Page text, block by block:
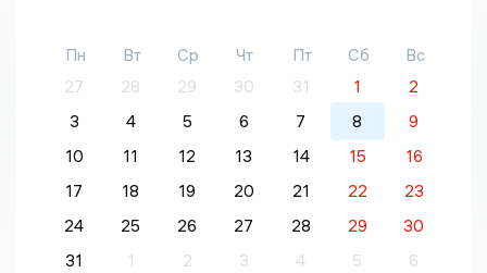
Пн Вт Ср Чт Пт Сб
Вс
27
28 29 30 31 1
2
3
4 5 6 7 8
9
10
11 12 13 14 15
16
17
18 19 20 21 22
23
24
25 26 27 28 29
30
31
1 2 3 4 5 6